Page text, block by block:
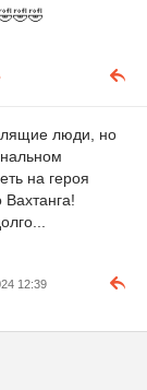
люди, но
на героя
12:39